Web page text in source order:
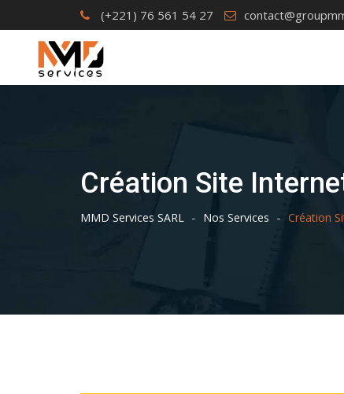
to
(+221) 76 561 54 27
Création Site
MMD Services SARL - Nos Services - Création